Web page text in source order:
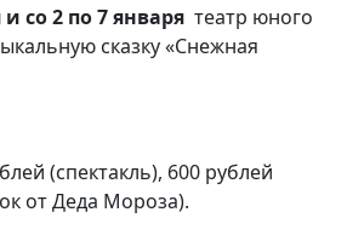
со 2 по 7 января театр юного
сказку «Снежная
(спектакль), 600 рублей
от Деда Мороза).